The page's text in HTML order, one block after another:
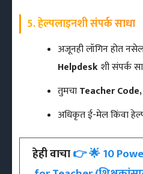
5. हेल्पलाइनशी संपर्क साधा
अजूनही लॉगिन होत
Helpdeskशी संपर्क
तुमचाTeacher
अधिकृत ई-मेल किंवा
हेही वाचा👉 🌟 10